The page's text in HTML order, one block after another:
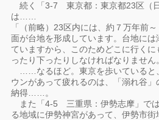
続く「3-7 東京都：東京都23区（
は……
「（前略）23区内には、約７万年前
面が台地を形成しています。台地に
ていますから、このためどこに行く
ったり下ったりしなければなりません
……なるほど。東京を歩いていると
ウンがあって疲れるのは、「溺れ谷
納得……。
また「4-5 三重県：伊勢志摩」で
る地域に伊勢神宮があって、伊勢市